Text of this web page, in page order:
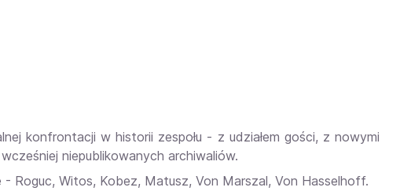
konfrontacji w historii zespołu - z udziałem gości, z nowymi
niepublikowanych archiwaliów.
Roguc, Witos, Kobez, Matusz, Von Marszal, Von Hasselhoff.